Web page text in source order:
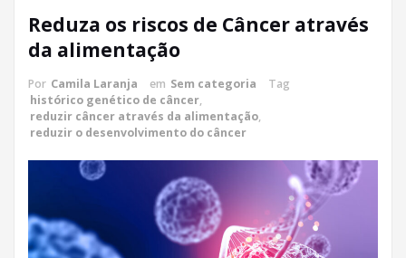
Reduza os riscos de Câncer através
da alimentação
Por Camila Laranja em Sem categoria
Tag
histórico genético de câncer,
reduzir câncer através da alimentação,
reduzir o desenvolvimento do câncer